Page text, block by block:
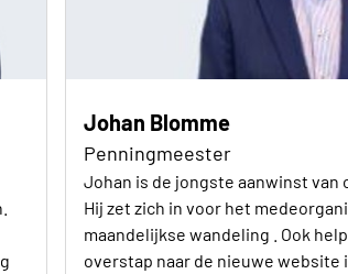
Johan Blomme
Penningmeester
Johan is de jongste aanwinst van
Hij zet zich in voor het
maandelijkse wandeling . Ook
overstap naar de nieuwe website